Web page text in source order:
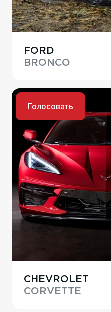
FORD
BRONCO
Голосовать
CHEVROLET
CORVETTE